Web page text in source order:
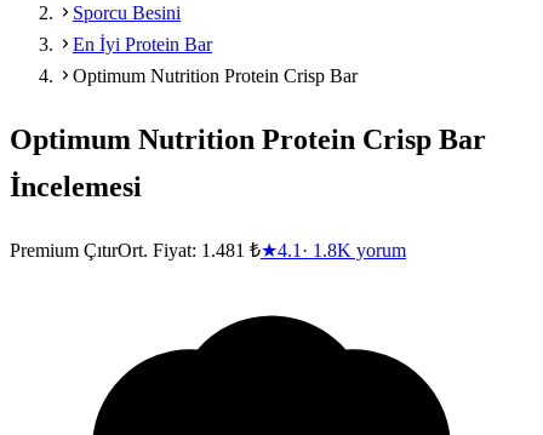
Sporcu Besini
En İyi Protein Bar
Optimum Nutrition Protein Crisp Bar
Optimum Nutrition Protein Crisp Bar
İncelemesi
Premium ÇıtırOrt. Fiyat: 1.481 ₺★4.1 · 1.8K yorum